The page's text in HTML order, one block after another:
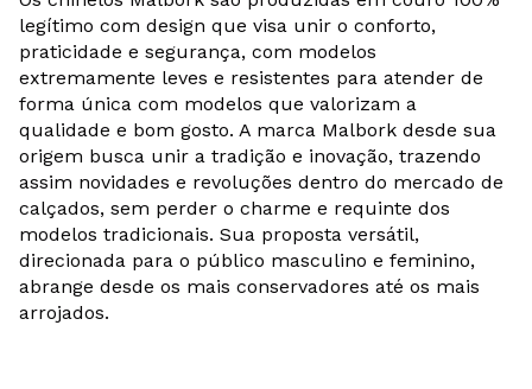
legítimo com design que visa unir o conforto,
praticidade e segurança, com modelos
extremamente leves e resistentes para atender de
forma única com modelos que valorizam a
qualidade e bom gosto. A marca Malbork desde sua
origem busca unir a tradição e inovação, trazendo
assim novidades e revoluções dentro do mercado de
calçados, sem perder o charme e requinte dos
modelos tradicionais. Sua proposta versátil,
direcionada para o público masculino e feminino,
abrange desde os mais conservadores até os mais
arrojados.